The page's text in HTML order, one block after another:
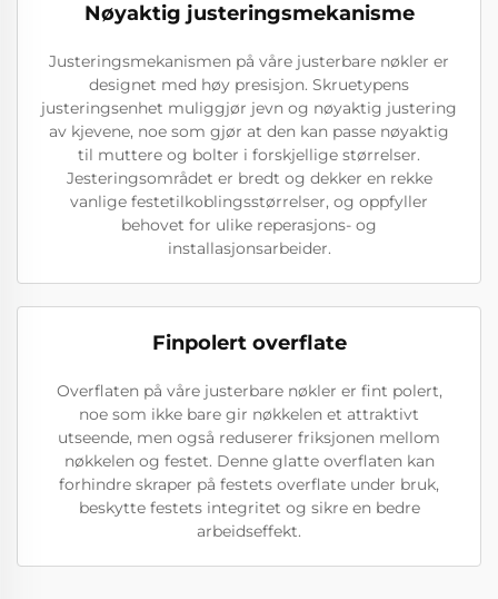
Nøyaktig justeringsmekanisme
Justeringsmekanismen på våre justerbare nøkler er
designet med høy presisjon. Skruetypens
justeringsenhet muliggjør jevn og nøyaktig justering
av kjevene, noe som gjør at den kan passe nøyaktig
til muttere og bolter i forskjellige størrelser.
Jesteringsområdet er bredt og dekker en rekke
vanlige festetilkoblingsstørrelser, og oppfyller
behovet for ulike reperasjons- og
installasjonsarbeider.
Finpolert overflate
Overflaten på våre justerbare nøkler er fint polert,
noe som ikke bare gir nøkkelen et attraktivt
utseende, men også reduserer friksjonen mellom
nøkkelen og festet. Denne glatte overflaten kan
forhindre skraper på festets overflate under bruk,
beskytte festets integritet og sikre en bedre
arbeidseffekt.